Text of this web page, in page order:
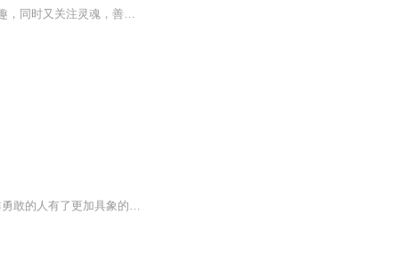
人生之大趣，第一源自生命，第二源自灵魂。一个人只要热爱生命，善于品位生命固有的乐趣，同时又关注灵魂，善于同人类历史上伟大的灵魂交往，即便在一个无趣的时代，仍然可以生活得有趣。做自己是一件特别不容易的事，但我更愿意做自己。真性情，愿你体会...
有人说，我们中国人总是被我们当中最勇敢的一群人保护着！ 经历过2020年，让我们对这群勇敢的人有了更加具象的理解。我们十分庆幸，也十分感恩，庆幸自己与这群勇敢的人活在同一个时代，感恩自己被他们守护着。 虽然我们不能上阵杀敌，不能救死扶伤，但是...